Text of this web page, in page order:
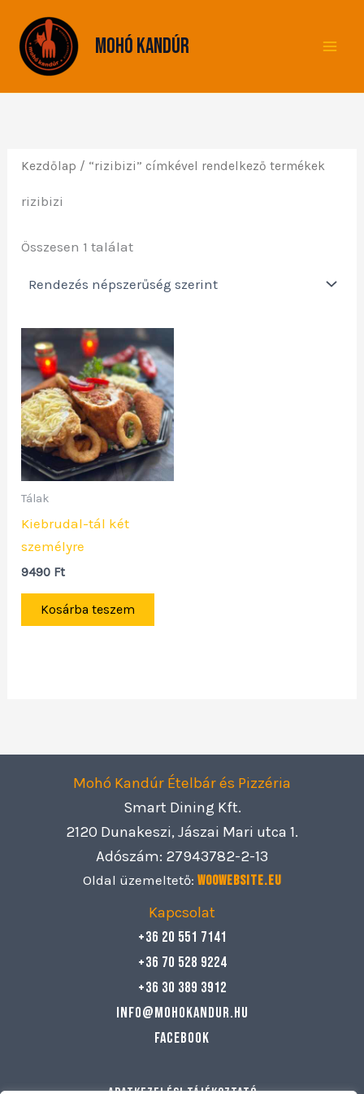
content
Mohó Kandúr
Kezdőlap / “rizibizi” címkével rendelkező termékek
rizibizi
Összesen 1 találat
Tálak
Kiebrudal-tál két
személyre
9490 Ft
Kosárba teszem
Mohó Kandúr Ételbár és Pizzéria
Smart Dining Kft.
2120 Dunakeszi, Jászai Mari utca 1.
Adószám: 27943782-2-13
Oldal üzemeltető: Woowebsite.eu
Kapcsolat
+36 20 551 7141
+36 70 528 9224
+36 30 389 3912
info@mohokandur.hu
Facebook